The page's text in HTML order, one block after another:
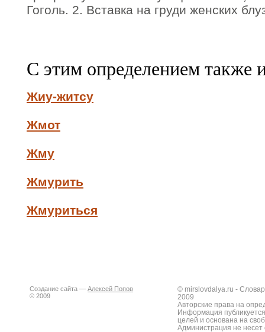
Гоголь. 2. Вставка на груди женских
С этим определением также
Жиу-житсу
Жмот
Жму
Жмурить
Жмуриться
Создание сайта — Алексей Попов
© 2009
© mirslovdalya.ru -
2009
Авторские права на
Информация
целей и основана на
Администрация не несет